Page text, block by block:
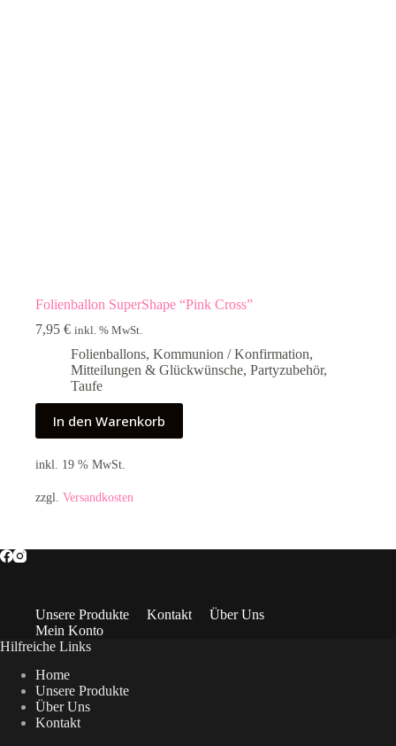
Folienballon SuperShape “Pink Cross”
7,95 € inkl. % MwSt.
Folienballons, Kommunion / Konfirmation,
Mitteilungen & Glückwünsche, Partyzubehör,
Taufe
In den Warenkorb
inkl. 19 % MwSt.
zzgl. Versandkosten
Unsere Produkte Kontakt
Über Uns
Mein Konto
Hilfreiche Links
Home
Unsere Produkte
Über Uns
Kontakt